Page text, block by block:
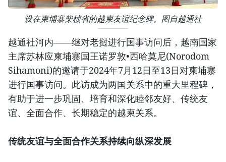
设在柬埔寨柴桢省的越柬友谊纪念碑。图自越通社
越通社河内——继对老挝进行国事访问后，越南国家
主席苏林应柬埔寨国王诺罗敦•西哈莫尼(Norodom
Sihamoni)的邀请于2024年7月12日至13日对柬埔寨
进行国事访问。此访成为两国关系中的重大里程碑，
有助于进一步巩固、培育和深化睦邻友好、传统友
谊、全面合作、长期稳定的越柬关系。
传统友谊与全面合作关系持续向纵深发展